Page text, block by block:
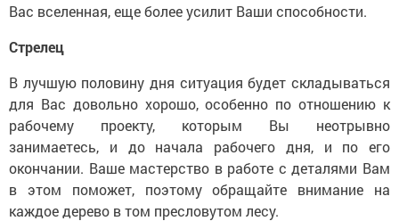
Вас вселенная, еще более усилит Ваши способности.
Стрелец
В лучшую половину дня ситуация будет складываться
для Вас довольно хорошо, особенно по отношению к
рабочему проекту, которым Вы неотрывно
занимаетесь, и до начала рабочего дня, и по его
окончании. Ваше мастерство в работе с деталями Вам
в этом поможет, поэтому обращайте внимание на
каждое дерево в том пресловутом лесу.